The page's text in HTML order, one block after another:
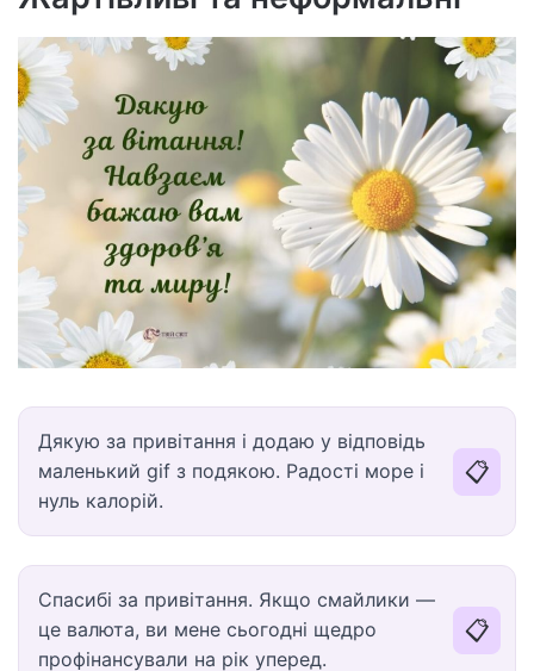
Дякую за привітання і додаю у відповідь
маленький gif з подякою. Радості море і
нуль калорій.
📋
Спасибі за привітання. Якщо смайлики —
це валюта, ви мене сьогодні щедро
профінансували на рік уперед.
📋